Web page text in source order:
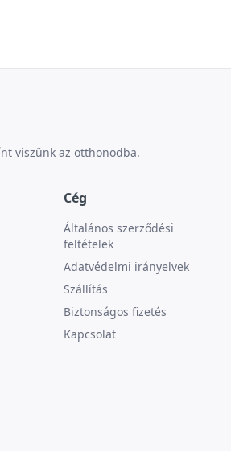
viszünk az otthonodba.
Cég
Általános szerződési
feltételek
Adatvédelmi irányelvek
Szállítás
Biztonságos fizetés
Kapcsolat